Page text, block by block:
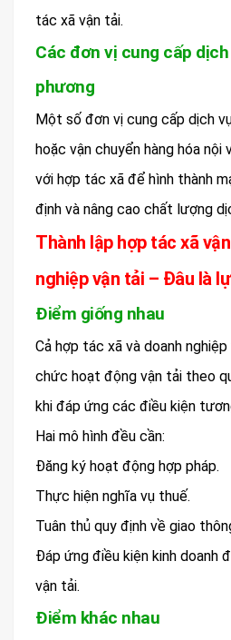
tác xã vận tải.
Các đơn vị cung cấp
phương
Một số đơn vị cung cấp dịch
hoặc vận chuyển hàng hóa nội
với hợp tác xã để hình thành
định và nâng cao chất lượng
Thành lập hợp tác xã
nghiệp vận tải – Đâu là
Điểm giống nhau
Cả hợp tác xã và doanh
chức hoạt động vận tải theo
khi đáp ứng các điều kiện
Hai mô hình đều cần:
Đăng ký hoạt động hợp pháp.
Thực hiện nghĩa vụ thuế.
Tuân thủ quy định về giao
Đáp ứng điều kiện kinh doanh
vận tải.
Điểm khác nhau